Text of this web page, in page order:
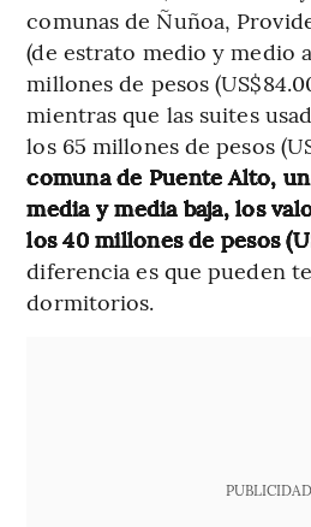
comunas de Ñuñoa,
(de estrato medio y medio
millones de pesos
mientras que las suites
los 65 millones de pesos
comuna de Puente Alto,
media y media baja, los
los 40 millones de pesos
diferencia es que pueden
dormitorios.
PUBLICIDAD